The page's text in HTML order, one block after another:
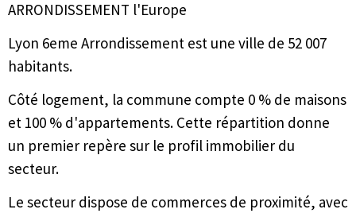
ARRONDISSEMENT l'Europe
Lyon 6eme Arrondissement est une ville de 52 007
habitants.
Côté logement, la commune compte 0 % de maisons
et 100 % d'appartements. Cette répartition donne
un premier repère sur le profil immobilier du
secteur.
Le secteur dispose de commerces de proximité, avec